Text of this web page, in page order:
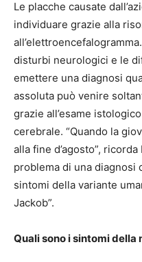
Le placche causate
individuare grazie alla
disturbi neurologici e le
emettere una diagnosi
assoluta può venire
grazie all’esame
cerebrale. “Quando la
alla fine d’agosto”,
problema di una diagnosi
sintomi della variante
Jackob”.
Quali sono i sintomi della